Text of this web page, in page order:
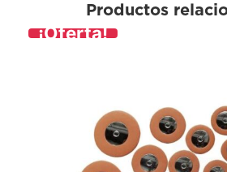
Productos
¡Oferta!